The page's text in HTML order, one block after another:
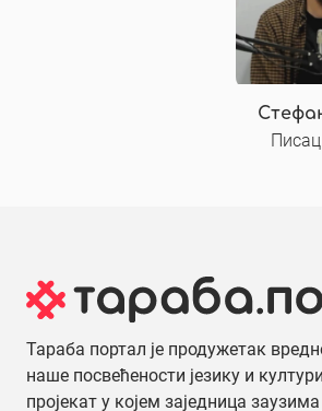
Тараба портал је продужетак
наше посвећености језику и
пројекат у којем заједница